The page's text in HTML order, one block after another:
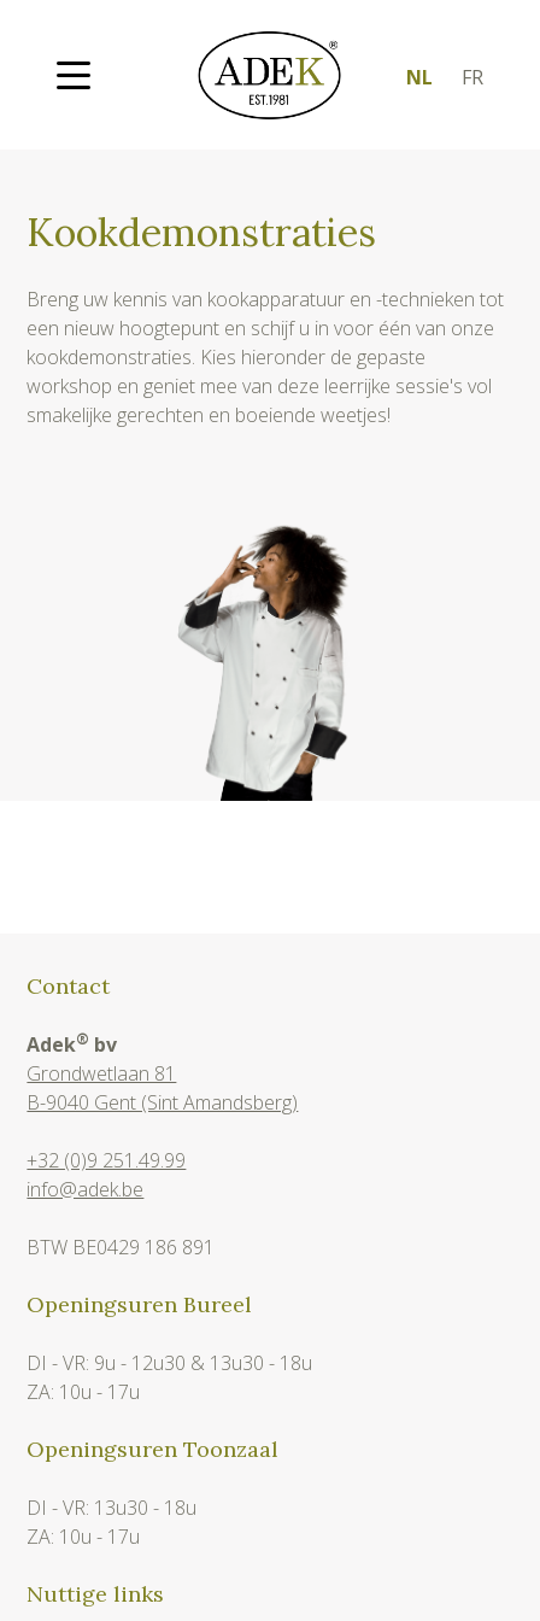
NL FR
Kookdemonstraties
Breng uw kennis van kookapparatuur en -technieken tot
een nieuw hoogtepunt en schijf u in voor één van onze
kookdemonstraties. Kies hieronder de gepaste
workshop en geniet mee van deze leerrijke sessie's vol
smakelijke gerechten en boeiende weetjes!
Contact
Adek® bv
Grondwetlaan 81
B-9040 Gent (Sint Amandsberg)
+32 (0)9 251.49.99
info@adek.be
BTW BE0429 186 891
Openingsuren Bureel
DI - VR: 9u - 12u30 & 13u30 - 18u
ZA: 10u - 17u
Openingsuren Toonzaal
DI - VR: 13u30 - 18u
ZA: 10u - 17u
Nuttige links